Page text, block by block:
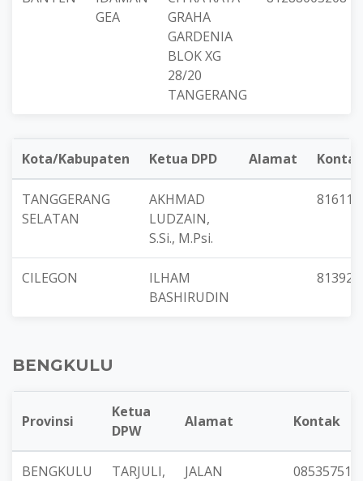
GEA
GRAHA
GARDENIA
BLOK XG
28/20
TANGERANG
Kota/Kabupaten Ketua DPD Alamat Kontak
TANGGERANG
SELATAN
AKHMAD
LUDZAIN,
S.Si., M.Psi.
CILEGON
ILHAM
BASHIRUDIN
BENGKULU
Provinsi
Ketua
DPW
Alamat Kontak
BENGKULU
TARJULI,
JALAN